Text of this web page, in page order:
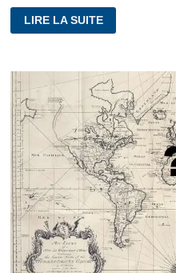
COMME
YOUGOSLAVIE
LIRE LA SUITE